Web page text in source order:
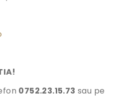
0752.23.15.73 sau pe